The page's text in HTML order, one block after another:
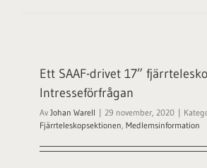
Ett SAAF-drivet 17”
Intresseförfrågan
Av Johan Warell | 29 november, 2020 |
Fjärrteleskopsektionen, Medlemsinformation